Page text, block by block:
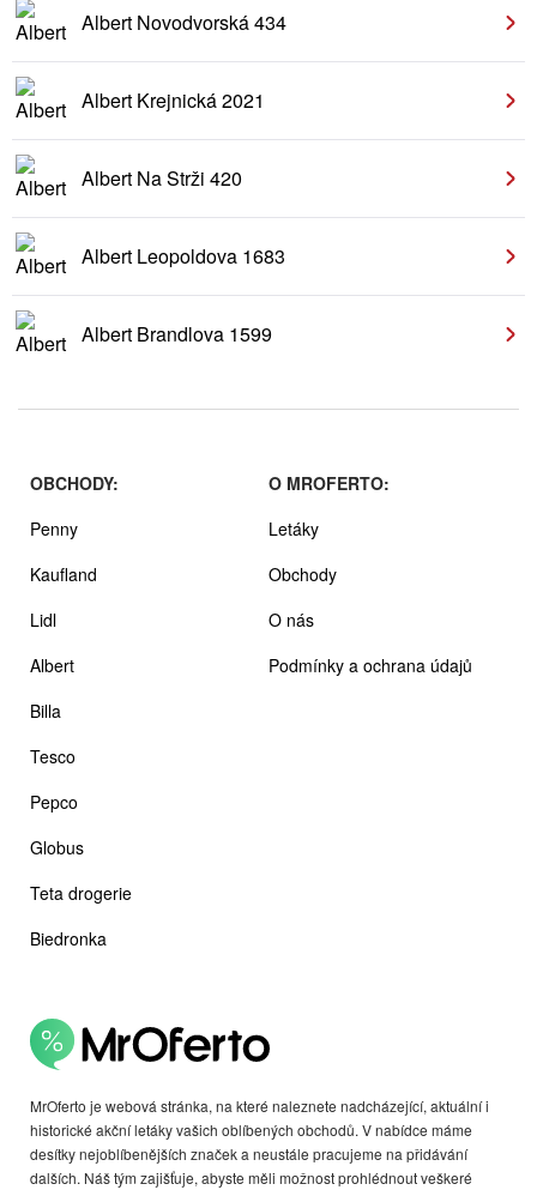
Albert Novodvorská 434
Albert Krejnická 2021
Albert Na Strži 420
Albert Leopoldova 1683
Albert Brandlova 1599
MrOferto je webová stránka, na které naleznete nadcházející, aktuální i
historické akční letáky vašich oblíbených obchodů. V nabídce máme
desítky nejoblíbenějších značek a neustále pracujeme na přidávání
dalších. Náš tým zajišťuje, abyste měli možnost prohlédnout veškeré
OBCHODY:
Penny
Kaufland
Lidl
Albert
Billa
Tesco
Pepco
Globus
Teta drogerie
Biedronka
O MROFERTO:
Letáky
Obchody
O nás
Podmínky a ochrana údajů